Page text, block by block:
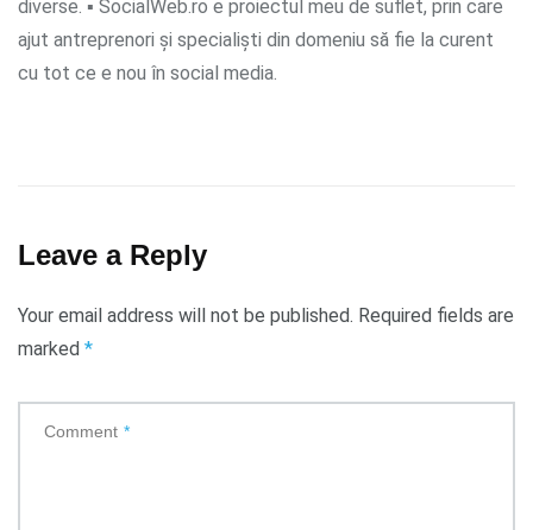
diverse. ▪ SocialWeb.ro e proiectul meu de suflet, prin care
ajut antreprenori și specialiști din domeniu să fie la curent
cu tot ce e nou în social media.
Leave a Reply
Your email address will not be published. Required fields are
marked *
Comment *